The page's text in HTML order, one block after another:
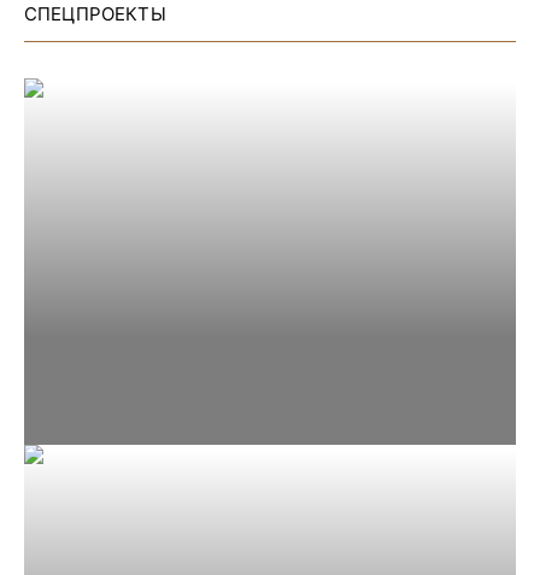
СПЕЦПРОЕКТЫ